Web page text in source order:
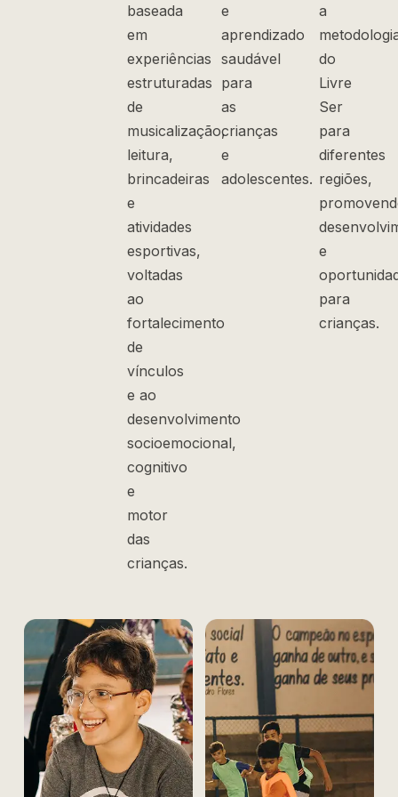
baseada
em
experiências
estruturadas
de
musicalização,
leitura,
brincadeiras
e
atividades
esportivas,
voltadas
ao
fortalecimento
de
vínculos
e ao
desenvolvimento
socioemocional,
cognitivo
e
motor
das
crianças.
e
aprendizado
saudável
para
as
crianças
e
adolescentes.
a
do
Livre
Ser
para
diferentes
regiões,
e
para
crianças.